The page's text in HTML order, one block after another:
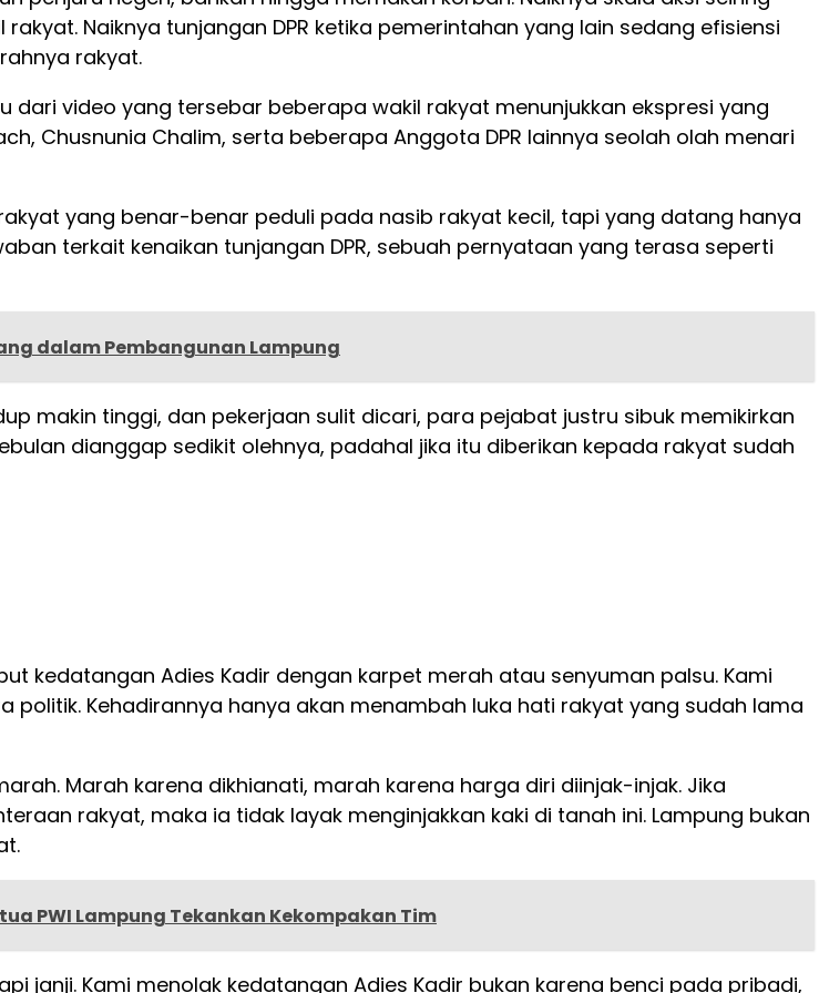
Naiknya tunjangan DPR ketika pemerintahan yang lain sedang efisiensi
rakyat.
video yang tersebar beberapa wakil rakyat menunjukkan ekspresi yang
Chusnunia Chalim, serta beberapa Anggota DPR lainnya seolah olah menari
yang benar-benar peduli pada nasib rakyat kecil, tapi yang datang hanya
terkait kenaikan tunjangan DPR, sebuah pernyataan yang terasa seperti
dalam Pembangunan Lampung
makin tinggi, dan pekerjaan sulit dicari, para pejabat justru sibuk memikirkan
dianggap sedikit olehnya, padahal jika itu diberikan kepada rakyat sudah
kedatangan Adies Kadir dengan karpet merah atau senyuman palsu. Kami
Kehadirannya hanya akan menambah luka hati rakyat yang sudah lama
Marah karena dikhianati, marah karena harga diri diinjak-injak. Jika
rakyat, maka ia tidak layak menginjakkan kaki di tanah ini. Lampung bukan
PWI Lampung Tekankan Kekompakan Tim
janji. Kami menolak kedatangan Adies Kadir bukan karena benci pada pribadi,